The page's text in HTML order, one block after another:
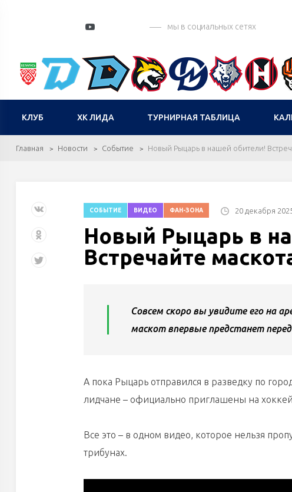
мы в социальных сетях
КЛУБ ХК ЛИДА ТУРНИРНАЯ ТАБЛИЦА
Главная Новости Событие Новый Рыцарь в нашей обители!
СОБЫТИЕ ВИДЕО ФАН-ЗОНА 20 декабря
Новый Рыцарь в
Встречайте
Совсем скоро вы увидите его на
маскот впервые предстанет
А пока Рыцарь отправился в разведку по
лидчане – официально приглашены на
Все это – в одном видео, которое нельзя
трибунах.